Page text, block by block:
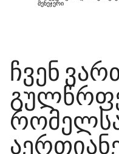
მენეჯერი
ჩვენ